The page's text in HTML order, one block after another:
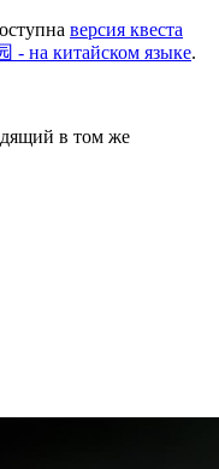
версия квеста
- на китайском языке.
в том же